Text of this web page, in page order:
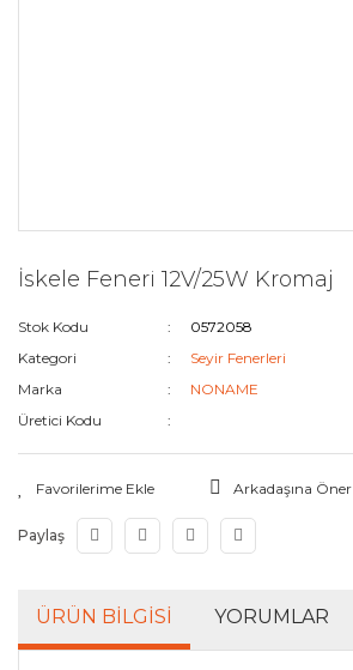
İskele Feneri 12V/25W Kromaj
Stok Kodu
0572058
Kategori
Seyir Fenerleri
Marka
NONAME
Üretici Kodu
Arkadaşına Öner
Paylaş
ÜRÜN BILGISI YORUMLAR